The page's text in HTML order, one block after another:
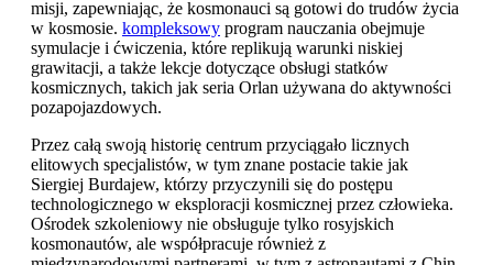
misji, zapewniając, że kosmonauci są gotowi do trudów życia
w kosmosie. kompleksowy program nauczania obejmuje
symulacje i ćwiczenia, które replikują warunki niskiej
grawitacji, a także lekcje dotyczące obsługi statków
kosmicznych, takich jak seria Orlan używana do aktywności
pozapojazdowych.
Przez całą swoją historię centrum przyciągało licznych
elitowych specjalistów, w tym znane postacie takie jak
Siergiej Burdajew, którzy przyczynili się do postępu
technologicznego w eksploracji kosmicznej przez człowieka.
Ośrodek szkoleniowy nie obsługuje tylko rosyjskich
kosmonautów, ale współpracuje również z